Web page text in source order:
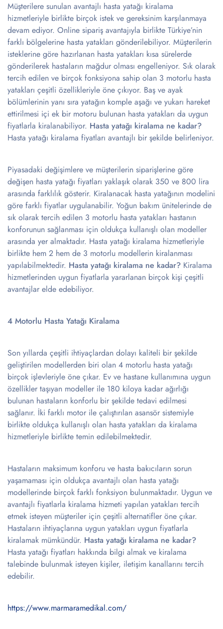
Müşterilere sunulan avantajlı hasta yatağı kiralama
hizmetleriyle birlikte birçok istek ve gereksinim karşılanmaya
devam ediyor. Online sipariş avantajıyla birlikte Türkiye’nin
farklı bölgelerine hasta yatakları gönderilebiliyor. Müşterilerin
isteklerine göre hazırlanan hasta yatakları kısa sürelerde
gönderilerek hastaların mağdur olması engelleniyor. Sık olarak
tercih edilen ve birçok fonksiyona sahip olan 3 motorlu hasta
yatakları çeşitli özellikleriyle öne çıkıyor. Baş ve ayak
bölümlerinin yanı sıra yatağın komple aşağı ve yukarı hareket
ettirilmesi içi ek bir motoru bulunan hasta yatakları da uygun
fiyatlarla kiralanabiliyor. Hasta yatağı kiralama ne kadar?
Hasta yatağı kiralama fiyatları avantajlı bir şekilde belirleniyor.
Piyasadaki değişimlere ve müşterilerin siparişlerine göre
değişen hasta yatağı fiyatları yaklaşık olarak 350 ve 800 lira
arasında farklılık gösterir. Kiralanacak hasta yatağının modelini
göre farklı fiyatlar uygulanabilir. Yoğun bakım ünitelerinde de
sık olarak tercih edilen 3 motorlu hasta yatakları hastanın
konforunun sağlanması için oldukça kullanışlı olan modeller
arasında yer almaktadır. Hasta yatağı kiralama hizmetleriyle
birlikte hem 2 hem de 3 motorlu modellerin kiralanması
yapılabilmektedir. Hasta yatağı kiralama ne kadar? Kiralama
hizmetlerinden uygun fiyatlarla yararlanan birçok kişi çeşitli
avantajlar elde edebiliyor.
4 Motorlu Hasta Yatağı Kiralama
Son yıllarda çeşitli ihtiyaçlardan dolayı kaliteli bir şekilde
geliştirilen modellerden biri olan 4 motorlu hasta yatağı
birçok işlevleriyle öne çıkar. Ev ve hastane kullanımına uygun
özellikler taşıyan modeller ile 180 kiloya kadar ağırlığı
bulunan hastaların konforlu bir şekilde tedavi edilmesi
sağlanır. İki farklı motor ile çalıştırılan asansör sistemiyle
birlikte oldukça kullanışlı olan hasta yatakları da kiralama
hizmetleriyle birlikte temin edilebilmektedir.
Hastaların maksimum konforu ve hasta bakıcıların sorun
yaşamaması için oldukça avantajlı olan hasta yatağı
modellerinde birçok farklı fonksiyon bulunmaktadır. Uygun ve
avantajlı fiyatlarla kiralama hizmeti yapılan yatakları tercih
etmek isteyen müşteriler için çeşitli alternatifler öne çıkar.
Hastaların ihtiyaçlarına uygun yatakları uygun fiyatlarla
kiralamak mümkündür. Hasta yatağı kiralama ne kadar?
Hasta yatağı fiyatları hakkında bilgi almak ve kiralama
talebinde bulunmak isteyen kişiler, iletişim kanallarını tercih
edebilir.
https://www.marmaramedikal.com/